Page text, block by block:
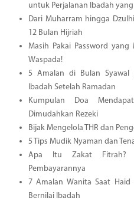
untuk Perjalanan Ibadah
Dari Muharram hingga
12 Bulan Hijriah
Masih Pakai Password
Waspada!
5 Amalan di Bulan Syawal
Ibadah Setelah Ramadan
Kumpulan Doa
Dimudahkan Rezeki
Bijak Mengelola THR dan
5 Tips Mudik Nyaman dan
Apa Itu Zakat Fitrah?
Pembayarannya
7 Amalan Wanita Saat
Bernilai Ibadah